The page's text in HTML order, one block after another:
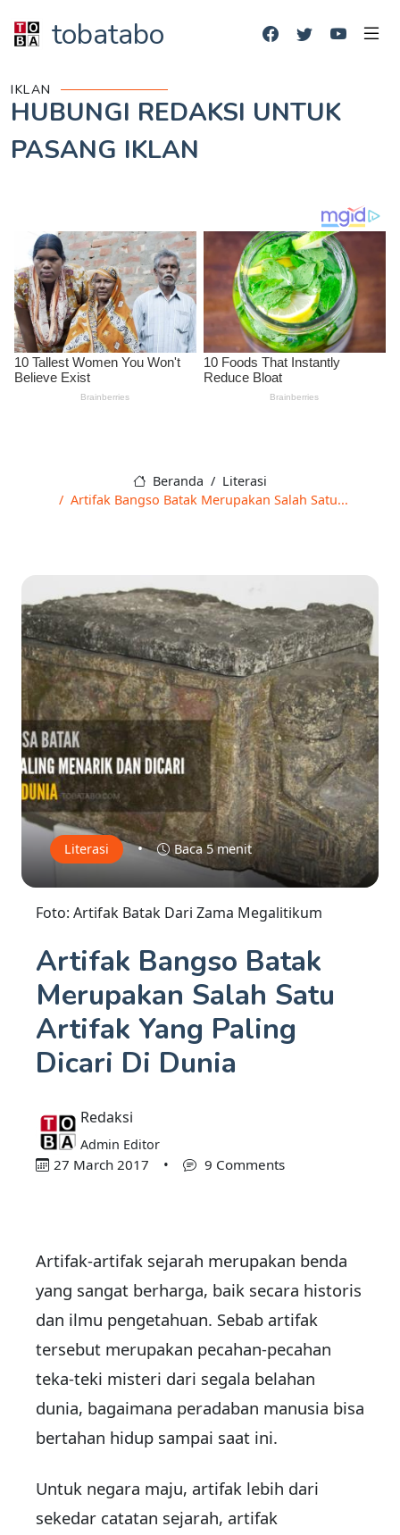
tobatabo
IKLAN
HUBUNGI REDAKSI UNTUK
PASANG IKLAN
Beranda
Literasi
Artifak Bangso Batak Merupakan Salah Satu...
Literasi • Baca 5 menit
Foto: Artifak Batak Dari Zama Megalitikum
Artifak Bangso Batak
Merupakan Salah Satu
Artifak Yang Paling
Dicari Di Dunia
Redaksi
Admin Editor
27 March 2017 • 9 Comments
Artifak-artifak sejarah merupakan benda
yang sangat berharga, baik secara historis
dan ilmu pengetahuan. Sebab artifak
tersebut merupakan pecahan-pecahan
teka-teki misteri dari segala belahan
dunia, bagaimana peradaban manusia bisa
bertahan hidup sampai saat ini.
Untuk negara maju, artifak lebih dari
sekedar catatan sejarah, artifak